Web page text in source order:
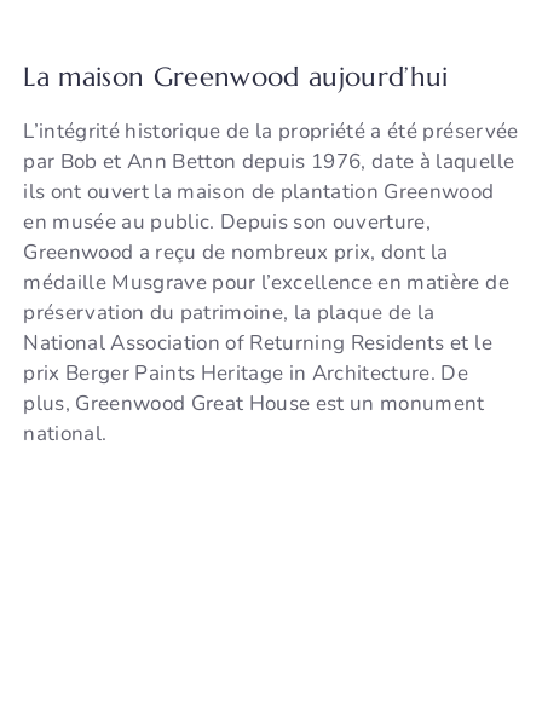
La maison Greenwood aujourd’hui
L’intégrité historique de la propriété a été préservée
par Bob et Ann Betton depuis 1976, date à laquelle
ils ont ouvert la maison de plantation Greenwood
en musée au public. Depuis son ouverture,
Greenwood a reçu de nombreux prix, dont la
médaille Musgrave pour l’excellence en matière de
préservation du patrimoine, la plaque de la
National Association of Returning Residents et le
prix Berger Paints Heritage in Architecture. De
plus, Greenwood Great House est un monument
national.